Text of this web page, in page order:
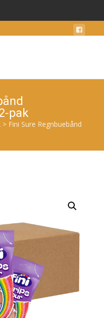
pak
> Fini Sure Regnbuebånd